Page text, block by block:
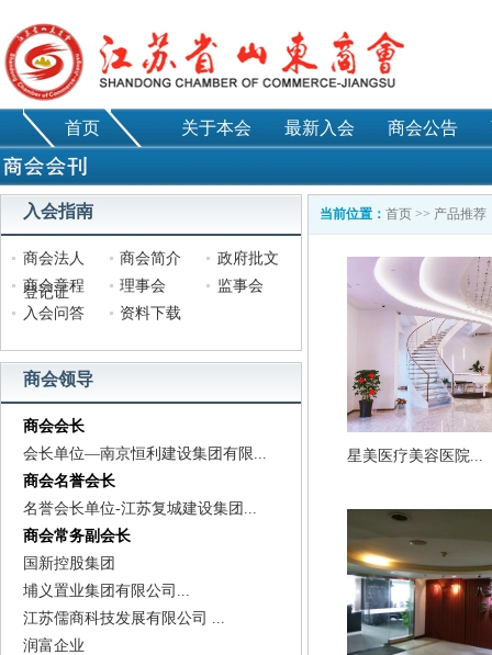
首页 关于本会 最新入会 商会公告
入会指南
商会法人
登记证
商会简介
政府批文
商会章程
理事会
监事会
入会问答
资料下载
商会领导
商会会长
会长单位—南京恒利建设集团有限...
商会名誉会长
名誉会长单位-江苏复城建设集团...
商会常务副会长
国新控股集团
埔义置业集团有限公司...
江苏儒商科技发展有限公司 ...
润富企业
当前位置： 首页 >> 产品推荐
星美医疗美容医院...